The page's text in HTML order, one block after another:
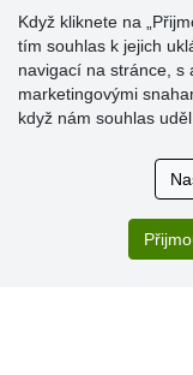
Hodnocení
zákazníků
Super obchod,
Když kliknete na
tím souhlas k jejich
navigací na stránce, s
marketingovými
když nám souhlas